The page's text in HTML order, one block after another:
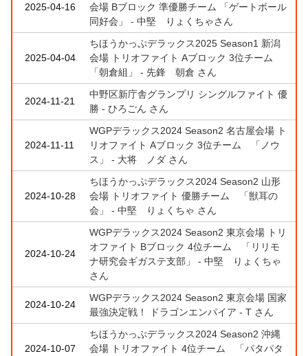
2025-04-16
会場 Bブロック 準優勝チーム 「ゲートボール
同好会」 - 中堅 りょくちゃさん
2025-04-04
ちほうかっぷデラックス2025 Season1 新潟
会場 トリオファイト Aブロック 3位チーム
「朝倉組」 - 先鋒 朝倉 さん
2024-11-21
中野区新庁舎グランプリ シングルファイト 優
勝 - ひろごん さん
2024-11-11
WGPデラックス2024 Season2 名古屋会場 ト
リオファイト Aブロック 3位チーム 「ノウ
ス」 - 大将 ノダ さん
2024-10-28
ちほうかっぷデラックス2024 Season2 山形
会場 トリオファイト 優勝チーム 「獣耳の
会」 - 中堅 りょくちゃ さん
2024-10-24
WGPデラックス2024 Season2 東京会場 トリ
オファイト Bブロック 4位チーム 「リリモ
ナ研究会ギガステ支部」 - 中堅 りょくちゃ
さん
2024-10-24
WGPデラックス2024 Season2 東京会場 国家
最強決定戦！ ドラゴンエンパイア - T さん
2024-10-07
ちほうかっぷデラックス2024 Season2 沖縄
会場 トリオファイト 4位チーム 「パタパタ